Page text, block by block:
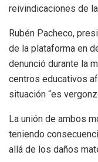
reivindicaciones de
Rubén Pacheco,
de la plataforma en
denunció durante la
centros educativos
situación “es
La unión de ambos
teniendo
allá de los daños